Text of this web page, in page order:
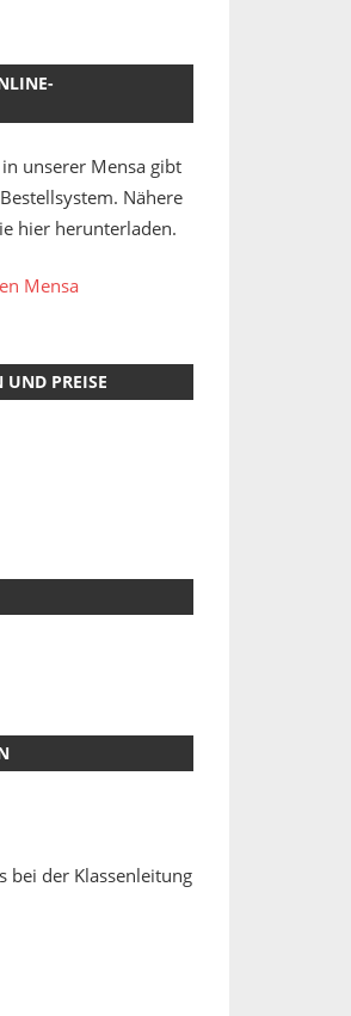
unserer Mensa gibt
Nähere
hier herunterladen.
Mensa
PREISE
bei der Klassenleitung